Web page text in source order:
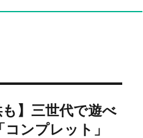
】三世代で遊べ
ンプレット」